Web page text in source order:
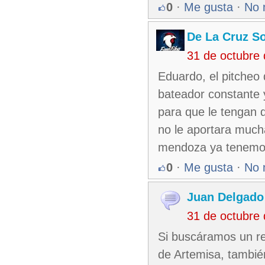
0 · Me gusta · No
De La Cruz
31 de octubre
Eduardo, el
bateador
para que le tengan
no le aportara
mendoza ya
0 · Me gusta · No
Juan Delgado
31 de octubre
Si buscáramos un
de Artemisa,